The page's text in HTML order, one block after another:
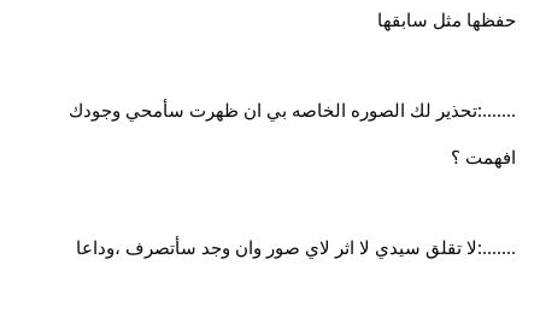
حفظها مثل سابقها
.......:تحذير لك الصوره الخاصه بي ان ظهرت سأمحي وجودك
افهمت ؟
.......:لا تقلق سيدي لا اثر لاي صور وان وجد سأتصرف ،وداعا